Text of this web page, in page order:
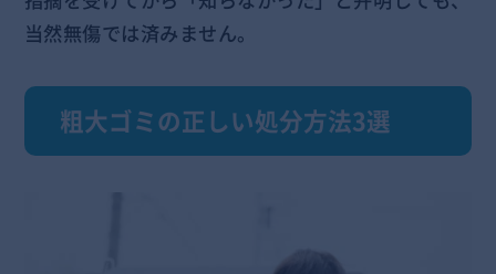
当然無傷では済みません。
粗大ゴミの正しい処分方法3選